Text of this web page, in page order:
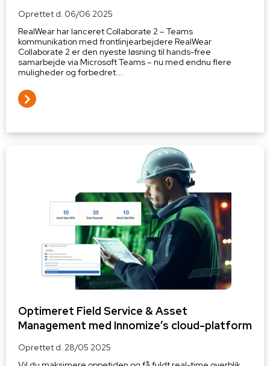
Oprettet d. 06/06 2025
RealWear har lanceret Collaborate 2 – Teams
kommunikation med frontlinjearbejdere RealWear
Collaborate 2 er den nyeste løsning til hands-free
samarbejde via Microsoft Teams – nu med endnu flere
muligheder og forbedret...
Optimeret Field Service & Asset
Management med Innomize’s cloud-platform
Oprettet d. 28/05 2025